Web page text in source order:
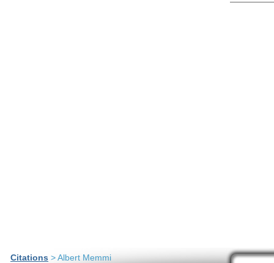
Citations > Albert Memmi